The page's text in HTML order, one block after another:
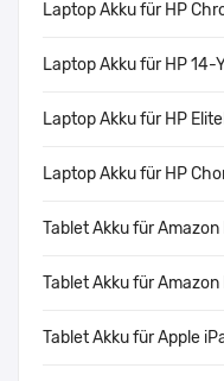
Laptop Akku für HP
Laptop Akku für HP 14-
Laptop Akku für HP
Laptop Akku für HP
Tablet Akku für Amazon
Tablet Akku für
Tablet Akku für Apple